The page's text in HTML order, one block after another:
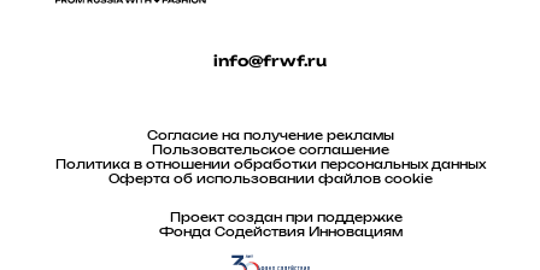
info@frwf.ru
Согласие на получение рекламы
Пользовательское соглашение
Политика в отношении обработки персональных данных
Оферта об использовании файлов cookie
Проект создан при поддержке
Фонда Содействия Инновациям